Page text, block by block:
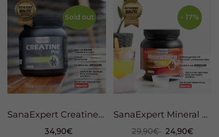
Sold out
SanaExpert Creatine Pro Pulver, 650g
34,90€
- 17%
SanaExpert Mineral Energy Pulver, 1100g
29,90€ 24,90€